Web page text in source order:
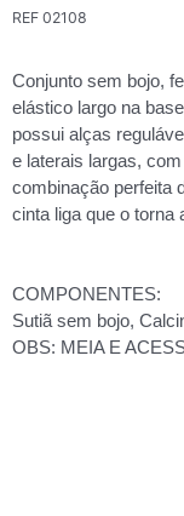
REF 02108
Conjunto sem bojo,
elástico largo na
possui alças
e laterais largas,
combinação perfeita
cinta liga que o torna
COMPONENTES:
Sutiã sem bojo,
OBS: MEIA E